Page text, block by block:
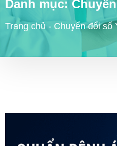
Danh mục:
Trang chủ - Chuyển đổi số